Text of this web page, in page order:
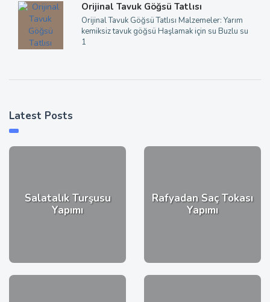
Orijinal Tavuk Göğsü Tatlısı
Orijinal Tavuk Göğsü Tatlısı Malzemeler: Yarım
kemiksiz tavuk göğsü Haşlamak için su Buzlu su
1
Latest Posts
Salatalık Turşusu
Yapımı
Rafyadan Saç Tokası
Yapımı